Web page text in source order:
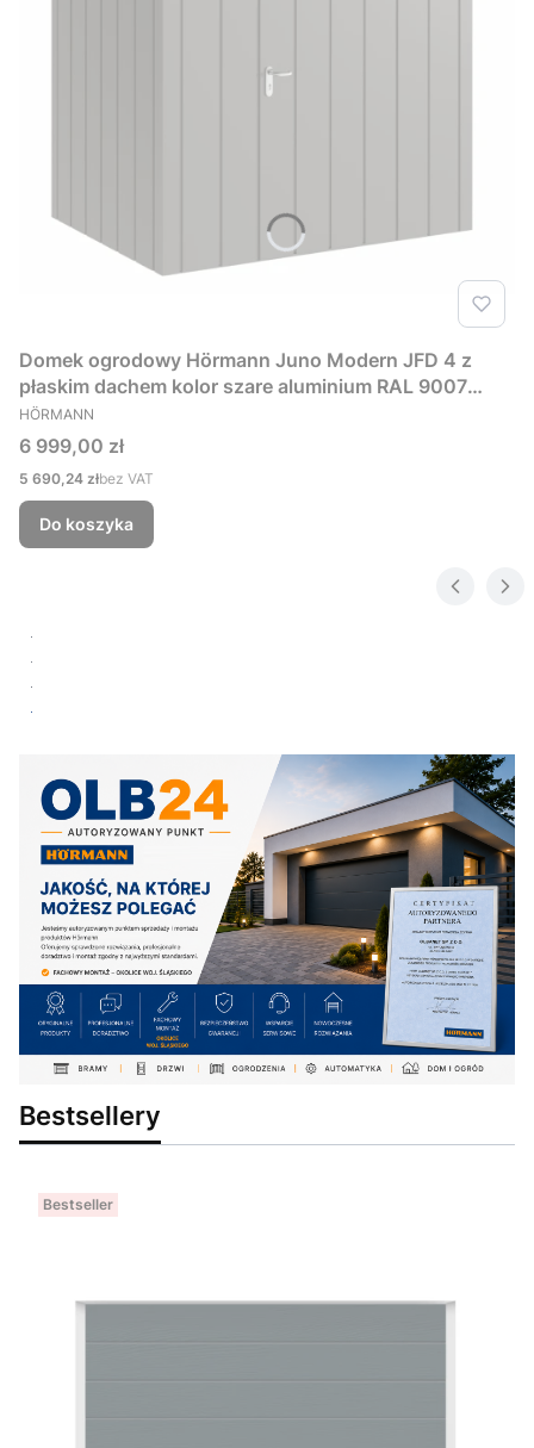
Domek ogrodowy Hörmann Juno Modern JFD 4 z
płaskim dachem kolor szare aluminium RAL 9007
229x181 cm
PRODUCENT
HÖRMANN
Cena
6 999,00 zł
Cena
5 690,24 złbez VAT
Do koszyka
Bestsellery
Bestseller